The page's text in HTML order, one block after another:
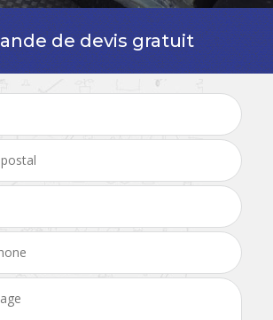
de devis gratuit